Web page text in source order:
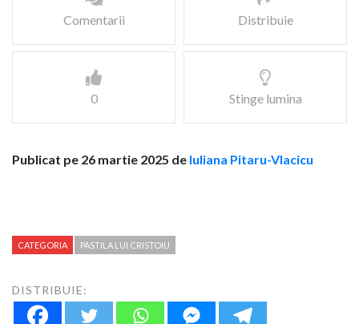
Comentarii Distribuie
0 Stinge lumina
Publicat pe 26 martie 2025 de Iuliana Pitaru-Vlacicu
CATEGORIA PASTILA LUI CRISTOIU
DISTRIBUIE: